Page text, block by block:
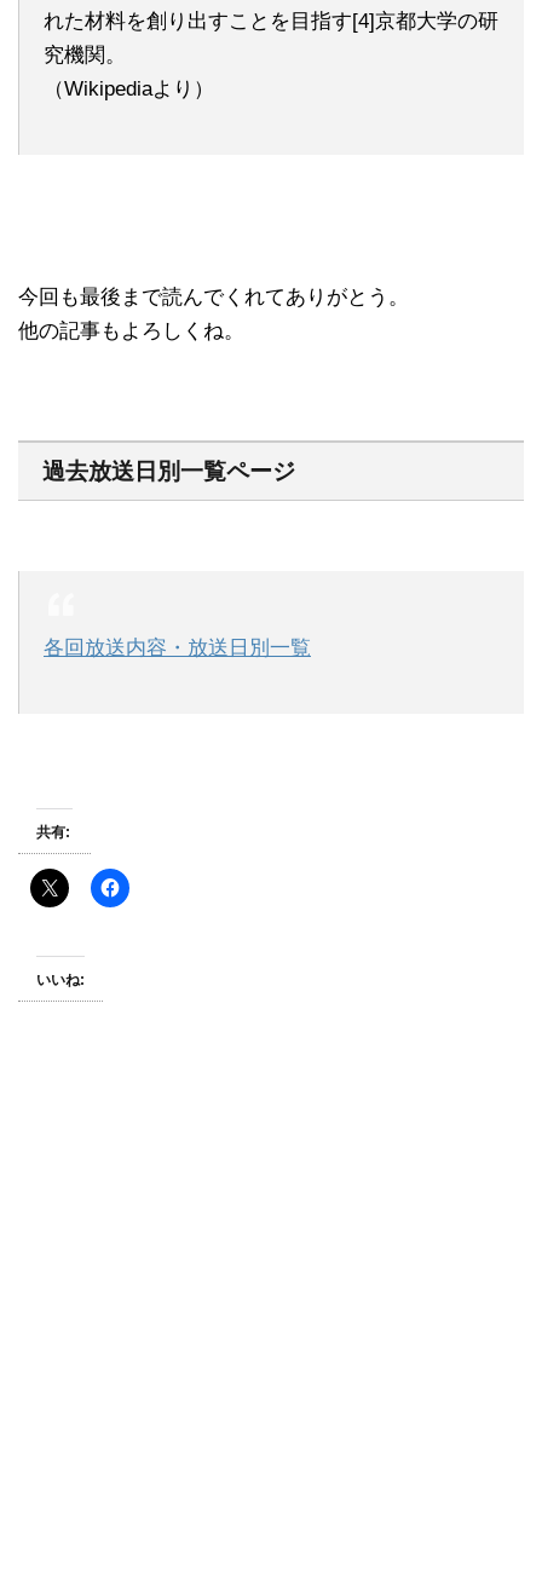
れた材料を創り出すことを目指す[4]京都大学の研
究機関。
（Wikipediaより）
今回も最後まで読んでくれてありがとう。
他の記事もよろしくね。
過去放送日別一覧ページ
各回放送内容・放送日別一覧
共有:
いいね: